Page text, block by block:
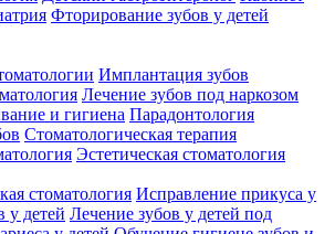
Фторирование зубов у детей
Имплантация зубов
Лечение зубов под наркозом
и гигиена Парадонтология
Стоматологическая терапия
Эстетическая стоматология
стоматология Исправление прикуса у
у детей Лечение зубов у детей под